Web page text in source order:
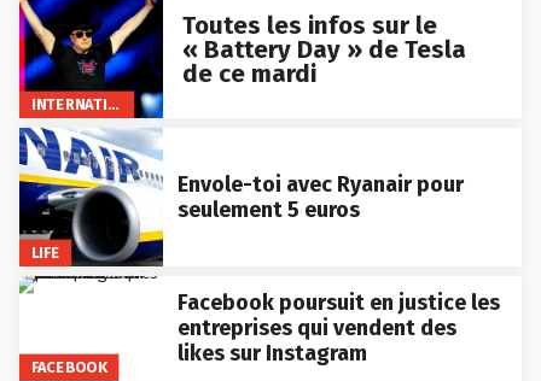
INTERNATIONAL
Toutes les infos sur le
« Battery Day » de Tesla
de ce mardi
LIFE
Envole-toi avec Ryanair pour
seulement 5 euros
FACEBOOK
Facebook poursuit en justice les
entreprises qui vendent des
likes sur Instagram